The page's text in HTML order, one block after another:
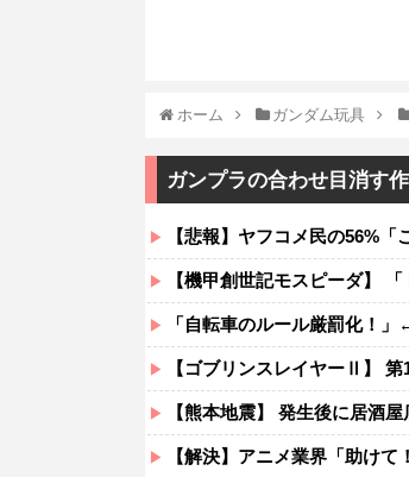
ホーム ガンダム玩具
ガンプラの合わせ目消す
【悲報】ヤフコメ民の56%
【機甲創世記モスピーダ】
「自転車のルール厳罰化！
【ゴブリンスレイヤーⅡ】
【熊本地震】 発生後に居酒
【解決】アニメ業界「助け